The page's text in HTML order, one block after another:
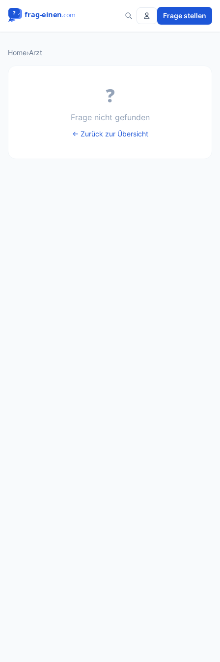
Frage stellen
Home›Arzt
❓
Frage nicht gefunden
← Zurück zur Übersicht